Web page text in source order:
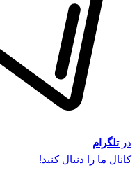
درتلگرام
کانال ما را دنبال کنید!